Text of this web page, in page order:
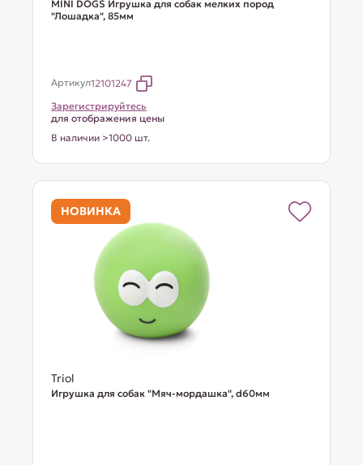
MINI DOGS Игрушка для собак мелких пород
"Лошадка", 85мм
Артикул12101247
Зарегистрируйтесь
для отображения цены
В наличии >1000 шт.
НОВИНКА
Triol
Игрушка для собак "Мяч-мордашка", d60мм